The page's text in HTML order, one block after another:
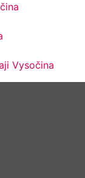
Vysočina